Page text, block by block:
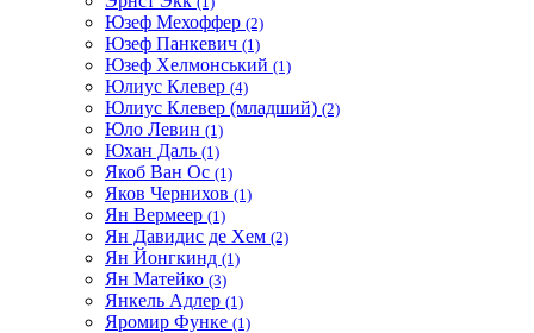
Юзеф Мехоффер (2)
Юзеф Панкевич (1)
Юзеф Хелмонський (1)
Юлиус Клевер (4)
Юлиус Клевер (младший) (2)
Юло Левин (1)
Юхан Даль (1)
Якоб Ван Ос (1)
Яков Чернихов (1)
Ян Вермеер (1)
Ян Давидис де Хем (2)
Ян Йонгкинд (1)
Ян Матейко (3)
Янкель Адлер (1)
Яромир Функе (1)